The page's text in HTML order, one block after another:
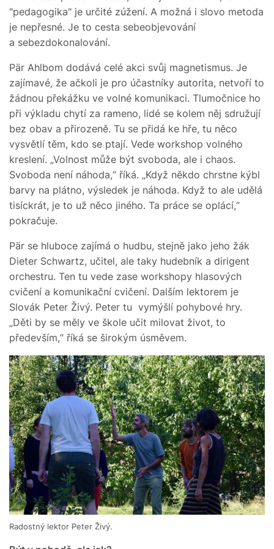
"pedagogika" je určité zúžení. A možná i slovo metoda
je nepřesné. Je to cesta sebeobjevování
a sebezdokonalování.
Pär Ahlbom dodává celé akci svůj magnetismus. Je
zajímavé, že ačkoli je pro účastníky autorita, netvoří to
žádnou překážku ve volné komunikaci. Tlumočnice ho
při výkladu chytí za rameno, lidé se kolem něj sdružují
bez obav a přirozeně. Tu se přidá ke hře, tu něco
vysvětlí těm, kdo se ptají. Vede workshop volného
kreslení. „Volnost může být svoboda, ale i chaos.
Svoboda není náhoda,“ říká. „Když někdo chrstne kýbl
barvy na plátno, výsledek je náhoda. Když to ale udělá
tisíckrát, je to už něco jiného. Ta práce se oplácí,“
pokračuje.
Pär se hluboce zajímá o hudbu, stejně jako jeho žák
Dieter Schwartz, učitel, ale taky hudebník a dirigent
orchestru. Ten tu vede zase workshopy hlasových
cvičení a komunikační cvičení. Dalším lektorem je
Slovák Peter Živý. Peter tu vymýšlí pohybové hry.
„Děti by se měly ve škole učit milovat život, to
především,“ říká se širokým úsměvem.
Radostný lektor Peter Živý.